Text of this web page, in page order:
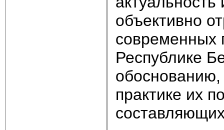
объективно
современных
Республике
практике их